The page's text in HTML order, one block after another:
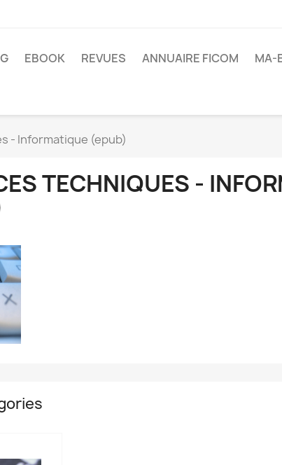
EBOOK REVUES ANNUAIRE FICOM MA-
- Informatique (epub)
TECHNIQUES -